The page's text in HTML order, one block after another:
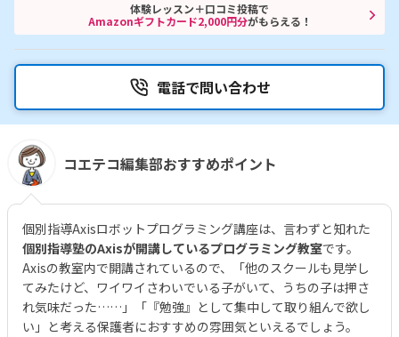
体験レッスン＋口コミ投稿で
Amazonギフトカード2,000円分がもらえる！
電話で問い合わせ
コエテコ編集部おすすめポイント
個別指導Axisロボットプログラミング講座は、言わずと知れた
個別指導塾のAxisが開講しているプログラミング教室です。
Axisの教室内で開講されているので、「他のスクールも見学し
てみたけど、ワイワイさわいでいる子がいて、うちの子は押さ
れ気味だった……」「『勉強』として集中して取り組んで欲し
い」と考える保護者におすすめの雰囲気といえるでしょう。